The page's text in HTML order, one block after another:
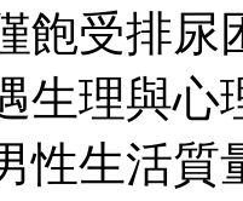
飽受排尿
生理與
性生活